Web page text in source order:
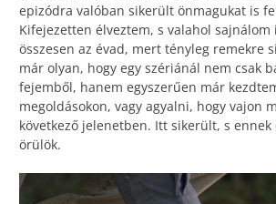
epizódra valóban sikerült önmagukat is
Kifejezetten élveztem, s valahol
összesen az évad, mert tényleg remekre
már olyan, hogy egy szériánál nem csak
fejemből, hanem egyszerűen már
megoldásokon, vagy agyalni, hogy vajon
következő jelenetben. Itt sikerült, s
örülök.